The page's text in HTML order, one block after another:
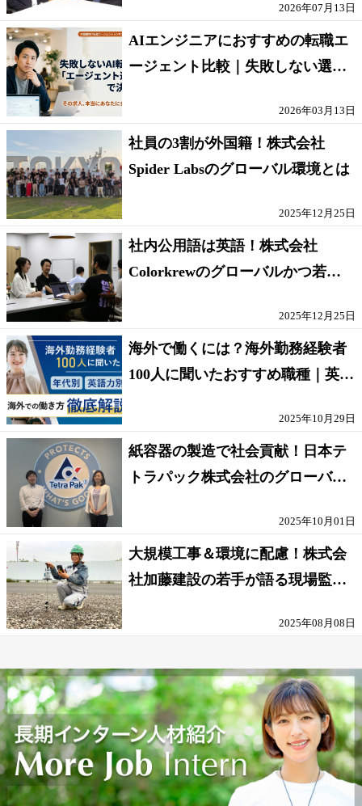
2026年07月13日
AIエンジニアにおすすめの転職エ
ージェント比較｜失敗しない選び
2026年03月13日
社員の3割が外国籍！株式会社
Spider Labsのグローバル環境とは
2025年12月25日
社内公用語は英語！株式会社
Colorkrewのグローバルかつ若手
2025年12月25日
海外で働くには？海外勤務経験者
100人に聞いたおすすめ職種｜英語
2025年10月29日
紙容器の製造で社会貢献！日本テ
トラパック株式会社のグローバル
2025年10月01日
大規模工事＆環境に配慮！株式会
社加藤建設の若手が語る現場監督
2025年08月08日